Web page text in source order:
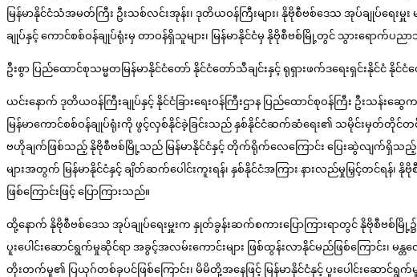
မြန်မာနိုင်ငံသံအမတ်ကြီး ဦးသစ်လင်းအုန်း၊ ဒုတိယဝန်ကြီးများ၊ နိုဗိုစီဗစ်ဒေသ အုပ်ချုပ်ရေးမှူ
ချုပ်နှင့် ကောင်စစ်ဝန်ချုပ်ရုံးမှ တာဝန်ရှိသူများ၊ မြန်မာနိုင်ငံမှ နိုဗိုစီဗစ်မြို့တွင် သွားရေ
ဦးစွာ ပြည်ထောင်စုသမ္မတမြန်မာနိုင်ငံတော် နိုင်ငံတော်သီချင်းနှင့် ရုရှားဖက်ဒရေးရှင်းနိုင်ငံ
ယင်းနောက် ဒုတိယဝန်ကြီးချုပ်နှင့် နိုင်ငံခြားရေးဝန်ကြီးဌာန ပြည်ထောင်စုဝန်ကြီး ဦးသန်
မြန်မာကောင်စစ်ဝန်ချုပ်ရုံးကို ဖွင့်လှစ်နိုင်ခဲ့ခြင်းသည် နှစ်နိုင်ငံဆက်ဆံရေး၏ သမိုင်းမှတ်တိုင်တ
ဗဟိုချက်ဖြစ်သည့် နိုဗိုစီဗစ်မြို့သည် မြန်မာနိုင်ငံနှင့် တိုက်ရိုက်လေကြောင်း ပြေးဆွဲလျက်ရှိသည့် တ
များအတွက် မြန်မာနိုင်ငံနှင့် ချိတ်ဆက်ပေါင်းကူးရန်၊ နှစ်နိုင်ငံအကြား နားလည်မှုမြှင့်တင်ရန်၊
ဖြစ်ကြောင်းဖြင့် ပြောကြားသည်။
ထို့နောက် နိုဗိုစီဗစ်ဒေသ အုပ်ချုပ်ရေးမှူးက နှုတ်ခွန်းဆက်စကားပြောကြားရာတွင် နိုဗိုစီဗစ်မြို့၌
ပူးပေါင်းဆောင်ရွက်မှုဆိုင်ရာ အခွင့်အလမ်းကောင်းများ ဖြစ်ထွန်းလာနိုင်မည်ဖြစ်ကြောင်း
တိုးတက်မှု၏ ပြယုဂ်တစ်ခုပင်ဖြစ်ကြောင်း၊ မိမိတို့အနေဖြင့် မြန်မာနိုင်ငံနှင့် ပူးပေါင်းဆော